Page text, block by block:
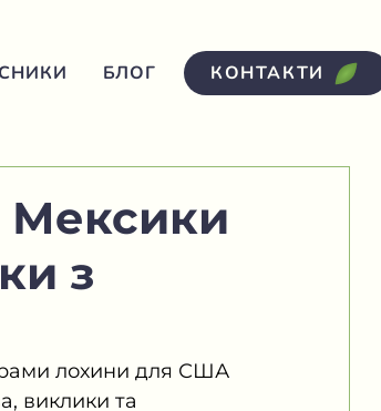
БЛОГ КОНТАКТИ
Мексики
з
лохини для США
виклики та